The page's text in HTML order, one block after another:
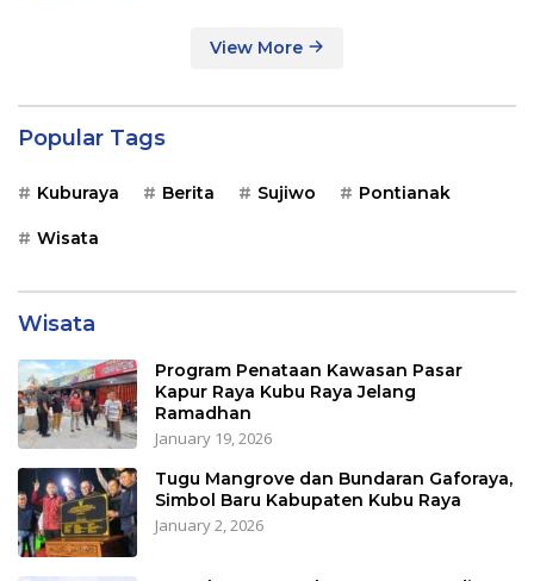
View More
Popular Tags
Kuburaya Berita Sujiwo Pontianak
Wisata
Wisata
Program Penataan Kawasan Pasar
Kapur Raya Kubu Raya Jelang
Ramadhan
January 19, 2026
Tugu Mangrove dan Bundaran Gaforaya,
Simbol Baru Kabupaten Kubu Raya
January 2, 2026